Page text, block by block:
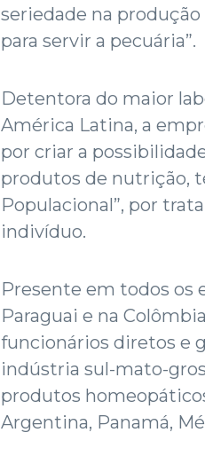
seriedade na
para servir a pecuária”.
Detentora do maior
América Latina, a
por criar a
produtos de nutrição,
Populacional”, por
indivíduo.
Presente em todos os
Paraguai e na
funcionários diretos e
indústria sul-mato-
produtos
Argentina, Panamá,